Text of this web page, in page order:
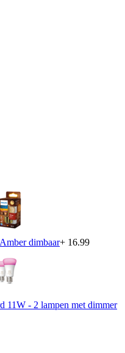
dimbaar+ 16.99
11W - 2 lampen met dimmer